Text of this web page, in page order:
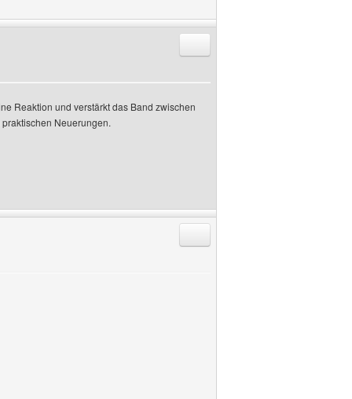
Reaktion und verstärkt das Band zwischen
Neuerungen.